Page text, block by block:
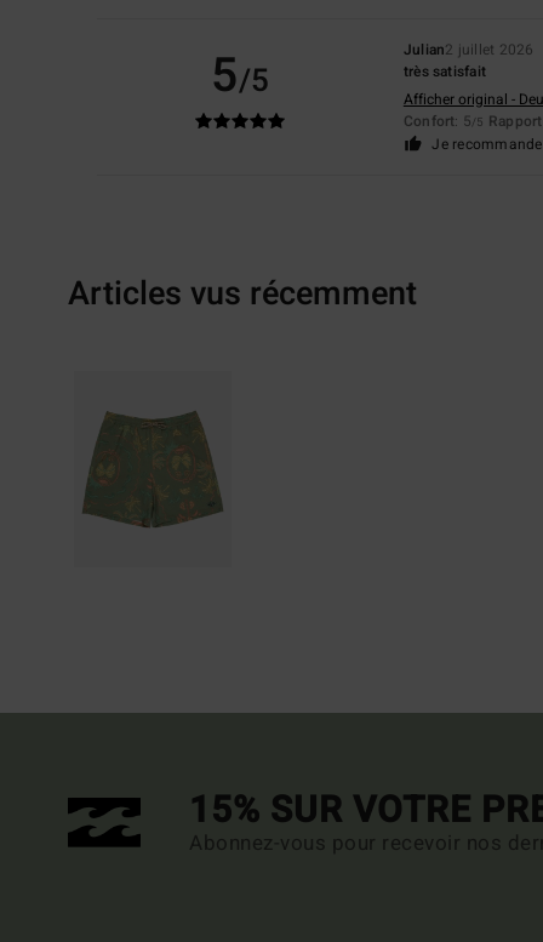
5/5
Julian2 juillet 2026
très satisfait
Afficher original -
Confort: 5/5
Je
Articles vus récemment
15% SUR VOTRE
Abonnez-vous pour recevoir nos